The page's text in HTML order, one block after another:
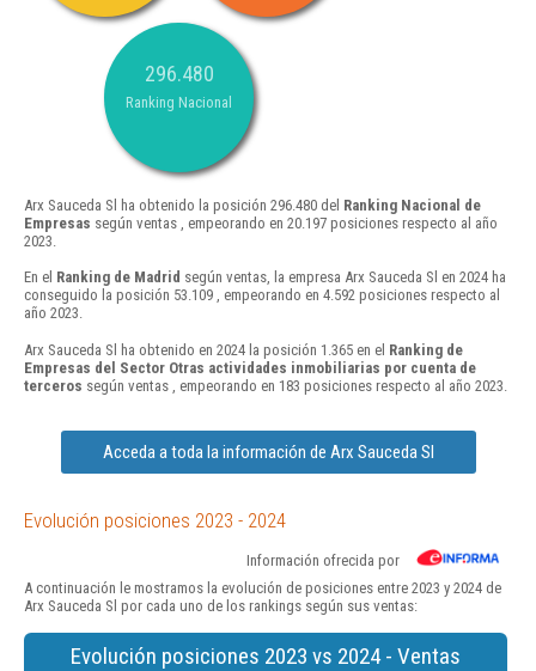
296.480
Ranking Nacional
Arx Sauceda Sl ha obtenido la posición 296.480 del Ranking Nacional de
Empresas según ventas , empeorando en 20.197 posiciones respecto al año
2023.
En el Ranking de Madrid según ventas, la empresa Arx Sauceda Sl en 2024 ha
conseguido la posición 53.109 , empeorando en 4.592 posiciones respecto al
año 2023.
Arx Sauceda Sl ha obtenido en 2024 la posición 1.365 en el Ranking de
Empresas del Sector Otras actividades inmobiliarias por cuenta de
terceros según ventas , empeorando en 183 posiciones respecto al año 2023.
Acceda a toda la información de Arx Sauceda Sl
Evolución posiciones 2023 - 2024
Información ofrecida por
A continuación le mostramos la evolución de posiciones entre 2023 y 2024 de
Arx Sauceda Sl por cada uno de los rankings según sus ventas:
Evolución posiciones 2023 vs 2024 - Ventas